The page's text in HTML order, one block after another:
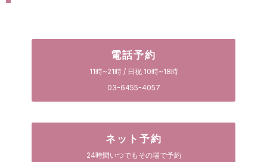
電話予約
11時~21時 / 日祝 10時~18時
03-6455-4057
ネット予約
24時間いつでもその場で予約